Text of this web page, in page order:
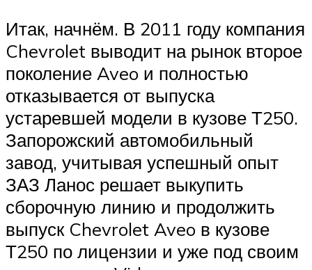
Итак, начнём. В 2011 году компания
Chevrolet выводит на рынок второе
поколение Aveo и полностью
отказывается от выпуска
устаревшей модели в кузове Т250.
Запорожский автомобильный
завод, учитывая успешный опыт
ЗАЗ Ланос решает выкупить
сборочную линию и продолжить
выпуск Chevrolet Aveo в кузове
Т250 по лицензии и уже под своим